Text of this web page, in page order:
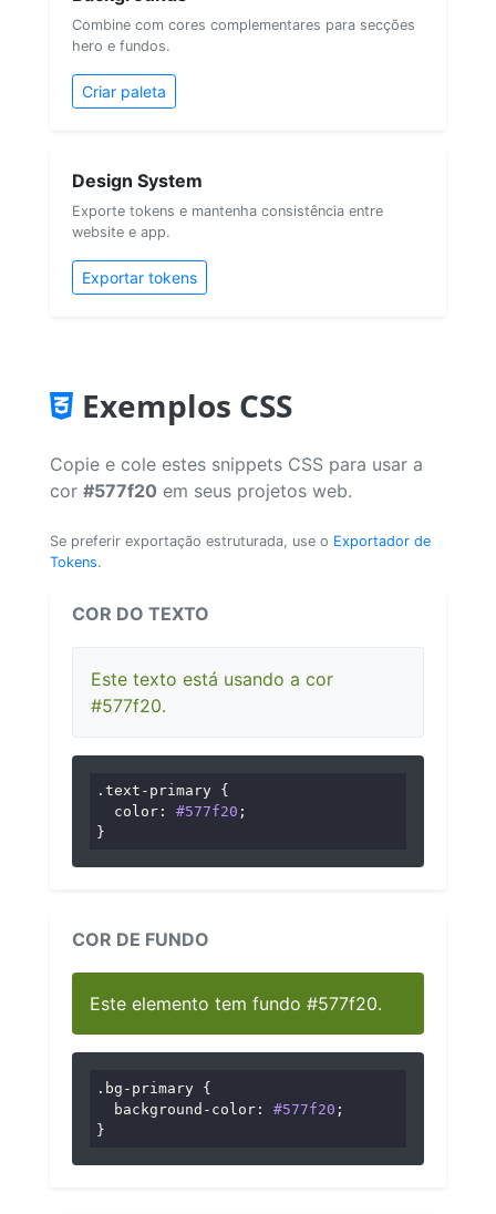
Combine com cores complementares para secções
hero e fundos.
Criar paleta
Design System
Exporte tokens e mantenha consistência entre
website e app.
Exportar tokens
Exemplos CSS
Copie e cole estes snippets CSS para usar a
cor #577f20 em seus projetos web.
Se preferir exportação estruturada, use o Exportador de
Tokens.
COR DO TEXTO
Este texto está usando a cor
#577f20.
.text-primary {
color : #577f20 ;
}
COR DE FUNDO
Este elemento tem fundo #577f20.
.bg-primary {
background-color : #577f20 ;
}